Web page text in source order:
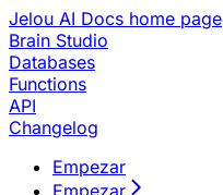
Jelou AI Docs home page
Brain Studio
Databases
Functions
API
Changelog
Empezar
Empezar